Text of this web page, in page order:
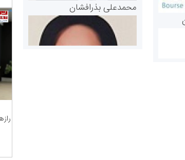
محمدعلی بذرافشان